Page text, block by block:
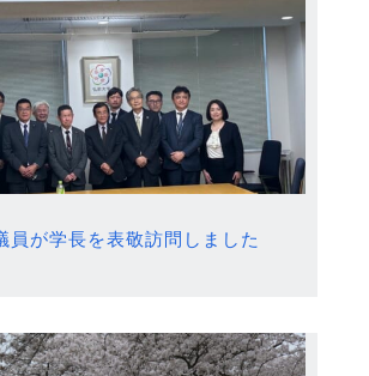
員が学長を表敬訪問しました